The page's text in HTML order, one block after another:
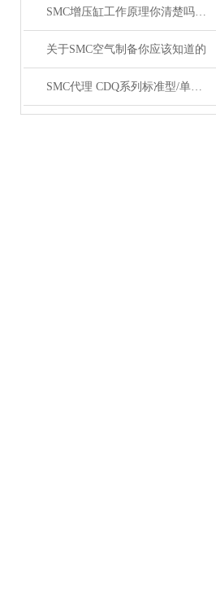
SMC增压缸工作原理你清楚吗？SMC气缸工作原理
关于SMC空气制备你应该知道的
SMC代理 CDQ系列标准型/单杆双作用薄型气缸原装正品